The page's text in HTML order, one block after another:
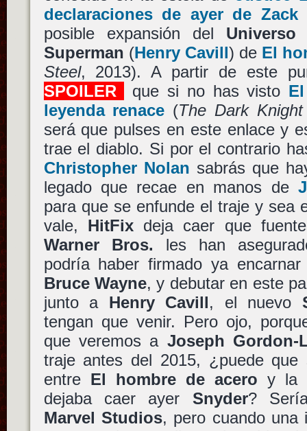
declaraciones de ayer de Zack
posible expansión del Universo
Superman (Henry Cavill) de El
Steel, 2013). A partir de este
SPOILER
que si no has visto
leyenda renace (The Dark
será que pulses en este enlace y
trae el diablo. Si por el contrario
Christopher Nolan sabrás que
legado que recae en manos de
para que se enfunde el traje y sea
vale, HitFixdeja caer que
Warner Bros. les han
podría haber firmado ya
Bruce Wayne, y debutar en este
junto a Henry Cavill, el nuevo
tengan que venir. Pero ojo,
que veremos a Joseph Gordon-
traje antes del 2015, ¿puede que
entre El hombre de acero y la
dejaba caer ayer Snyder?
Marvel Studios, pero cuando una